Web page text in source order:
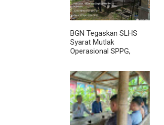
BGN Tegaskan SLHS
Syarat Mutlak
Operasional SPPG,
Dapur di Aceh Singkil?